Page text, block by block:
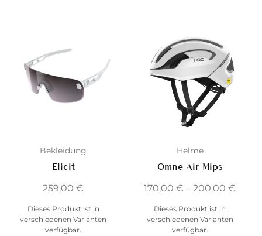
Bekleidung
Elicit
259,00€
Dieses Produkt ist in
verschiedenen Varianten
verfügbar.
Helme
Omne Air Mips
170,00€ –200,00€
Dieses Produkt ist in
verschiedenen Varianten
verfügbar.